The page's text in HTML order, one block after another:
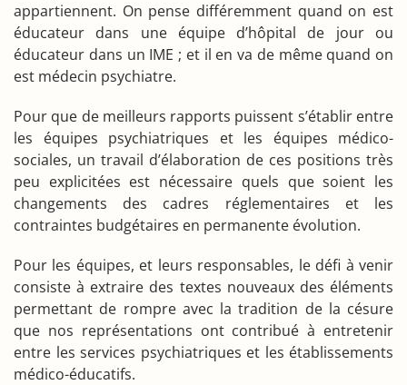
appartiennent. On pense différemment quand on est
éducateur dans une équipe d’hôpital de jour ou
éducateur dans un IME ; et il en va de même quand on
est médecin psychiatre.
Pour que de meilleurs rapports puissent s’établir entre
les équipes psychiatriques et les équipes médico-
sociales, un travail d’élaboration de ces positions très
peu explicitées est nécessaire quels que soient les
changements des cadres réglementaires et les
contraintes budgétaires en permanente évolution.
Pour les équipes, et leurs responsables, le défi à venir
consiste à extraire des textes nouveaux des éléments
permettant de rompre avec la tradition de la césure
que nos représentations ont contribué à entretenir
entre les services psychiatriques et les établissements
médico-éducatifs.